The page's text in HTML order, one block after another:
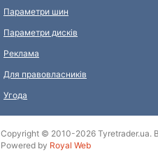
Параметри шин
Параметри дисків
Реклама
Для правовласників
Угода
Copyright © 2010-2026 Tyretrader.ua.
Powered by Royal Web